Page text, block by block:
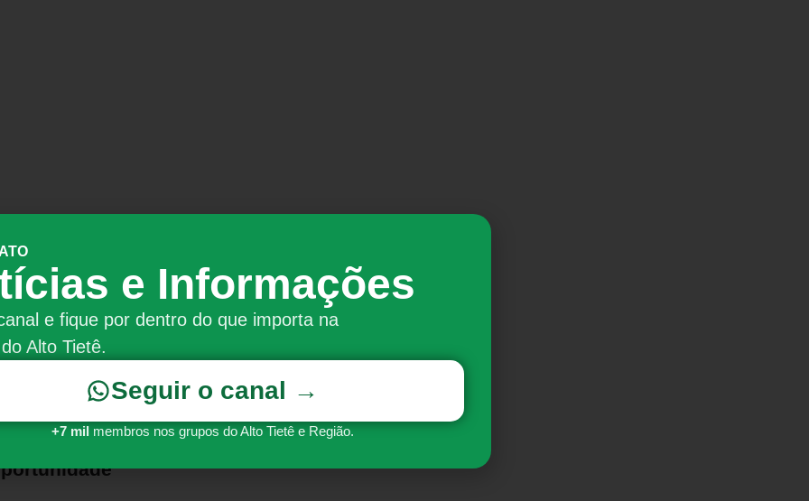
para profissionais que desejam atuar na área industrial, auxiliando
produção e contribuindo para o funcionamento eficiente dos
completo;
para atuar presencialmente;
e responsabilidade;
na área será um diferencial.
e Informações
e fique por dentro do que importa na
Alto Tietê.
Seguir o canal →
+7 mil membros nos grupos do Alto Tietê e Região.